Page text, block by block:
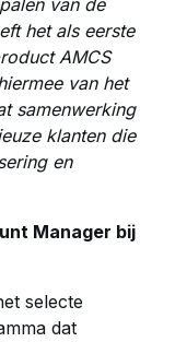
van de
het als eerste
AMCS
van het
samenwerking
klanten die
en
Manager bij
selecte
dat